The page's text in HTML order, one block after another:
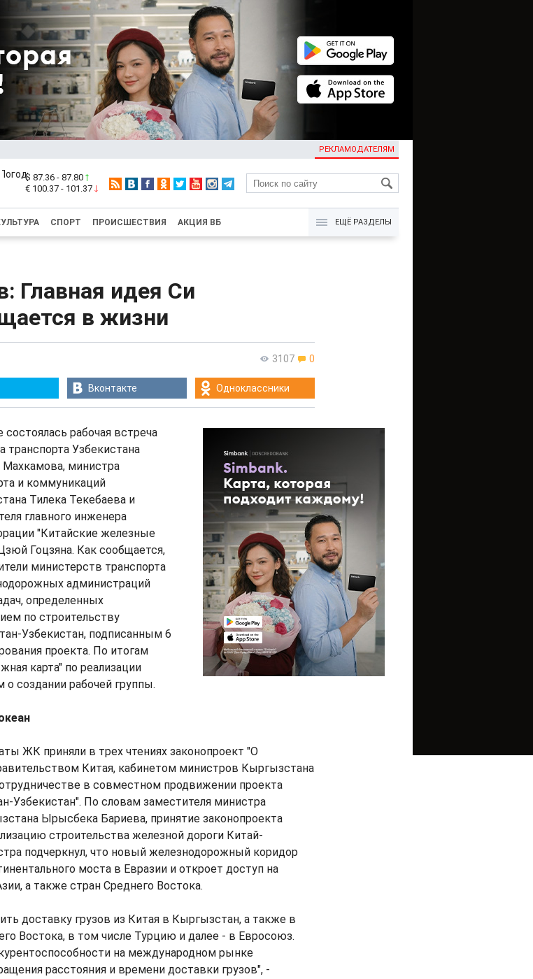
РЕКЛАМОДАТЕЛЯМ
KG
$ 87.36 - 87.80
€ 100.37 - 101.37
СПОРТ ПРОИСШЕСТВИЯ АКЦИЯ ВБ ЕЩЁ РАЗДЕЛЫ
Главная идея Си
в жизни
3107 0
Вконтакте Одноклассники
состоялась рабочая встреча
транспорта Узбекистана
министра
и коммуникаций
Тилека Текебаева и
главного инженера
"Китайские железные
Гоцзяна. Как сообщается,
министерств транспорта
администраций
определенных
по строительству
Узбекистан, подписанным 6
проекта. По итогам
карта" по реализации
создании рабочей группы.
ЖК приняли в трех чтениях законопроект "О
Китая, кабинетом министров Кыргызстана
в совместном продвижении проекта
Узбекистан". По словам заместителя министра
Ырысбека Бариева, принятие законопроекта
строительства железной дороги Китай-
подчеркнул, что новый железнодорожный коридор
моста в Евразии и откроет доступ на
а также стран Среднего Востока.
доставку грузов из Китая в Кыргызстан, а также в
Востока, в том числе Турцию и далее - в Евросоюз.
на международном рынке
расстояния и времени доставки грузов", -